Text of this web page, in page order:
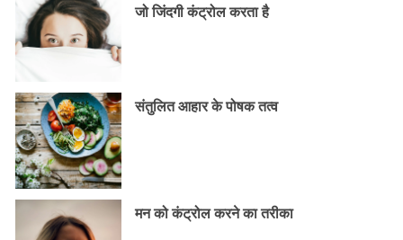
जो जिंदगी कंट्रोल करता है
संतुलित आहार के पोषक तत्व
मन को कंट्रोल करने का तरीका